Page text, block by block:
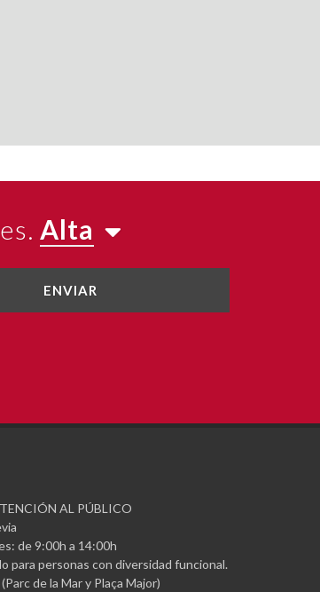
Alta
ENVIAR
AL PÚBLICO
de 9:00h a 14:00h
para personas con diversidad funcional.
de la Mar y Plaça Major)